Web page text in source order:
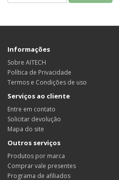
Informações
Sobre AITECH
Política de Privacidade
Termos e Condições de uso
Serviços ao cliente
Entre em contato
Solicitar devolução
Mapa do site
Outros serviços
Produtos por marca
Comprar vale presentes
Programa de afiliados